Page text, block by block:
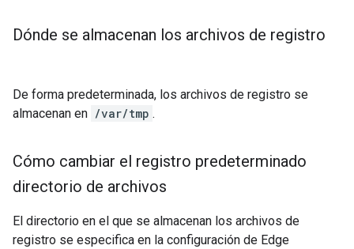
Dónde se almacenan los archivos de registro
De forma predeterminada, los archivos de registro se
almacenan en /var/tmp .
Cómo cambiar el registro predeterminado
directorio de archivos
El directorio en el que se almacenan los archivos de
registro se especifica en la configuración de Edge